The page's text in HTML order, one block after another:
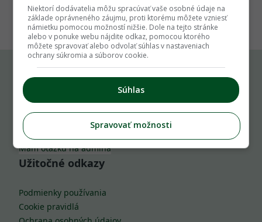
1
Komu môžeš napísať
info@zahrada.sk
Nahlás chybu
Mám otázku na admina
Užitočné odkazy
Podmienky používania
Cookie pravidlá
Niektorí dodávatelia môžu spracúvať vaše osobné údaje na
základe oprávneného záujmu, proti ktorému môžete vzniesť
námietku pomocou možností nižšie. Dole na tejto stránke
alebo v ponuke webu nájdite odkaz, pomocou ktorého
môžete spravovať alebo odvolať súhlas v nastaveniach
ochrany súkromia a súborov cookie.
Súhlas
Spravovať možnosti